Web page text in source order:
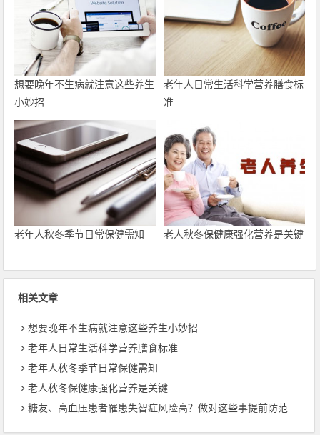
想要晚年不生病就注意这些养生
小妙招
老年人日常生活科学营养膳食标
准
老年人秋冬季节日常保健需知 老人秋冬保健康强化营养是关键
相关文章
想要晚年不生病就注意这些养生小妙招
老年人日常生活科学营养膳食标准
老年人秋冬季节日常保健需知
老人秋冬保健康强化营养是关键
糖友、高血压患者罹患失智症风险高？做对这些事提前防范